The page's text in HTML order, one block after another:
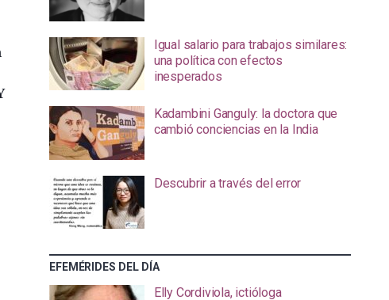
Igual salario para trabajos similares:
una política con efectos
inesperados
Kadambini Ganguly: la doctora que
cambió conciencias en la India
Descubrir a través del error
EFEMÉRIDES DEL DÍA
Elly Cordiviola, ictióloga